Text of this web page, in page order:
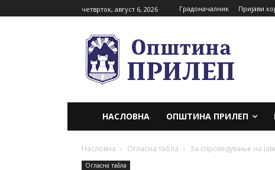
четврток, август 6, 2026 Градоначалник Пријави
НАСЛОВНА ОПШТИНА ПРИЛЕП
Насловна Огласна табла За спроведување на
Огласна табла